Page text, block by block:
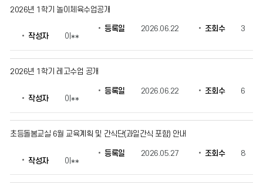
니
2026년 1학기 놀이체육수업공개
작성자 이**
등록일 2026.06.22 조회수 3
2026년 1학기 레고수업 공개
작성자 이**
등록일 2026.06.22 조회수 6
초등돌봄교실 6월 교육계획 및 간식단(과일간식 포함) 안내
작성자 이**
등록일 2026.05.27 조회수 8